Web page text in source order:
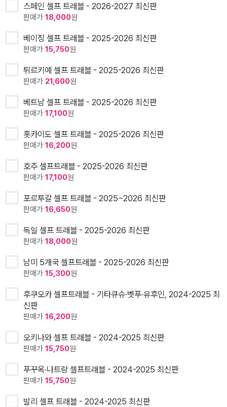
스페인 셀프 트래블 - 2026-2027 최신판
판매가 18,000원
베이징 셀프 트래블 - 2025-2026 최신판
판매가 15,750원
튀르키예 셀프 트래블 - 2025-2026 최신판
판매가 21,600원
베트남 셀프 트래블 - 2025-2026 최신판
판매가 17,100원
홋카이도 셀프 트래블 - 2025-2026 최신판
판매가 16,200원
호주 셀프트래블 - 2025-2026 최신판
판매가 17,100원
포르투갈 셀프 트래블 - 2025~2026 최신판
판매가 16,650원
독일 셀프 트래블 - 2025-2026 최신판
판매가 18,000원
남미 5개국 셀프트래블 - 2025-2026 최신판
판매가 15,300원
후쿠오카 셀프트래블 - 기타큐슈·벳푸·유후인, 2024-2025 최
신판
판매가 16,200원
오키나와 셀프 트래블 - 2024-2025 최신판
판매가 15,750원
푸꾸옥·나트랑 셀프트래블 - 2024-2025 최신판
판매가 15,750원
발리 셀프 트래블 - 2024-2025 최신판